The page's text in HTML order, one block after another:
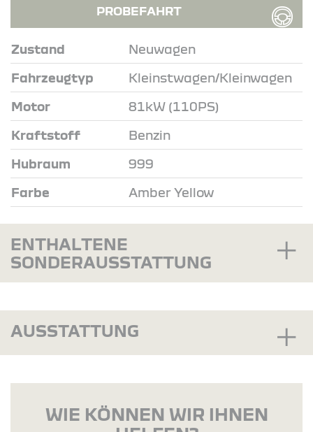
Zustand Neuwagen
Fahrzeugtyp Kleinstwagen/Kleinwagen
Motor 81kW (110PS)
Kraftstoff Benzin
Hubraum 999
Farbe Amber Yellow
PROBEFAHRT
ENTHALTENE
SONDERAUSSTATTUNG
AUSSTATTUNG
WIE KÖNNEN WIR IHNEN